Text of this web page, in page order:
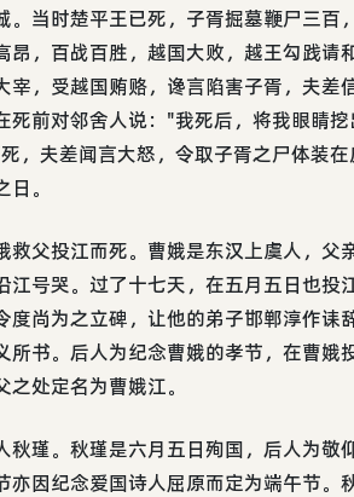
当时楚平王已死，子胥掘墓鞭尸三百
，百战百胜，越国大败，越王勾践请
，受越国贿赂，谗言陷害子胥，夫差
前对邻舍人说："我死后，将我眼睛
，夫差闻言大怒，令取子胥之尸体装
。
父投江而死。曹娥是东汉上虞人，父
号哭。过了十七天，在五月五日也投
尚为之立碑，让他的弟子邯郸淳作诔
书。后人为纪念曹娥的孝节，在曹娥
处定名为曹娥江。
瑾。秋瑾是六月五日殉国，后人为敬
因纪念爱国诗人屈原而定为端午节。